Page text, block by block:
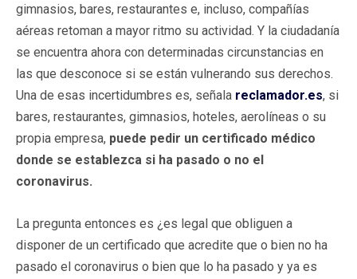
gimnasios, bares, restaurantes e, incluso, compañías
aéreas retoman a mayor ritmo su actividad. Y la ciudadanía
se encuentra ahora con determinadas circunstancias en
las que desconoce si se están vulnerando sus derechos.
Una de esas incertidumbres es, señala reclamador.es, si
bares, restaurantes, gimnasios, hoteles, aerolíneas o su
propia empresa, puede pedir un certificado médico
donde se establezca si ha pasado o no el
coronavirus.
La pregunta entonces es ¿es legal que obliguen a
disponer de un certificado que acredite que o bien no ha
pasado el coronavirus o bien que lo ha pasado y ya es